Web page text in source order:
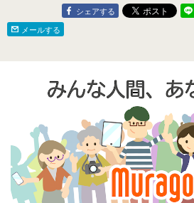
シェアする
メールする